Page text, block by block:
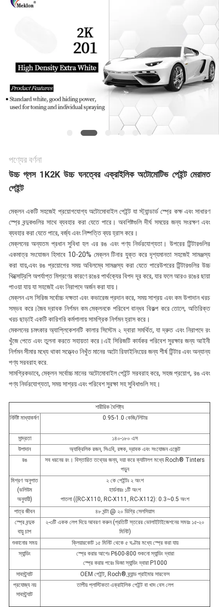
জন্য
সাইট
ম্যাপ
পণ্যের বর্ণনা
উচ্চ গ্লস 1K2K উচ্চ ঘনত্বের এক্রাইলিক অটোমোটিভ পেইন্ট মেরামত
পেইন্ট
মেক্লন একটি সহজেই প্রয়োগযোগ্য অটোমোবাইল পেইন্ট যা স্ট্যান্ডার্ড স্প্রে কক্ষ এবং সাধারণ
স্প্রে বন্দুকগুলির সাথে ব্যবহার করা যেতে পারে। অবশিষ্টগুলি দীর্ঘ সময়ের জন্য সংরক্ষণ এবং
ব্যবহার করা যেতে পারে, বর্জ্য এবং নিষ্পত্তি ব্যয় হ্রাস করে।
মেক্লনের অন্যতম প্রধান সুবিধা হল এর রঙ এবং পণ্য নির্ভরযোগ্যতা। উপরের টিন্টারগুলির
একমাত্র সংযোজন হিসাবে 10-20% মেক্লন টিনার যুক্ত করে দৃশ্যমানতা সহজেই সামঞ্জস্য
করা যায়,এবং রঙ প্রয়োগের সময় অবিলম্বে সামঞ্জস্য করা যেতে পারেউপরের টিন্টারগুলির উচ্চ
থিক্সোট্রপি অপর্যাপ্ত মিশ্রণের কারণে রঙের পার্থক্যের বিপদ দূর করে, যার ফলে আরও রঙের ছায়া
পাওয়া যায় যা সহজেই এবং নিরাপদে অর্জন করা যায়।
মেক্লন এস সিরিজ সর্বোচ্চ দক্ষতা এবং কভারেজ প্রদান করে, সময় সাশ্রয় এবং কম উপাদান খরচ
সম্ভব করে।জৈব দ্রাবক নির্গমন কম মেক্লনকে পরিবেশ বান্ধব বিকল্প করে তোলে, অতিরিক্ত
খরচ ছাড়াই একটি কারিগরি কর্মশালায় সামগ্রিক নির্গমন হ্রাস করে।
মেকলনের চমৎকার অ্যাপ্লিকেশনটি কালার সিস্টেম ২ দ্বারা সমর্থিত, যা দ্রুত এবং নিরাপদে রং
খুঁজে পেতে এবং তুলনা করতে সহায়তা করে।এই সিরিজটি কার্যকর পরিবেশ সুরক্ষার জন্য আইনী
নির্গমন সীমার মধ্যে থাকা সত্ত্বেও নিখুঁত মানের অটো রিফাইনিংয়ের জন্য শীর্ষ টিন্টার এবং অন্যান্য
পণ্য সরবরাহ করে.
সামগ্রিকভাবে, মেক্লন সর্বোচ্চ মানের অটোমোবাইল পেইন্ট সরবরাহ করে, সহজ প্রয়োগ, রঙ এবং
পণ্য নির্ভরযোগ্যতা, সময় সাশ্রয় এবং পরিবেশ সুরক্ষা সহ সুবিধাগুলি সহ।
শারীরিক বৈশিষ্ট্য
নির্দিষ্ট মাধ্যাকর্ষণ
0.95-1.0 কেজি/লিটার
সান্দ্রতা
১৪০-১৮০ এস
উপাদান
অ্যাক্রিলিক রজন, সিএবি, রঙ্গক, দ্রাবক এবং সংযোজন এজেন্ট
রঙ
সব ধরনের রং। বিস্তারিত তথ্যের জন্য, দয়া করে ক্যাটালগ মধ্যে Roch® Tinters
পড়ুন
মিশ্রণ অনুপাত
(ভলিউম
অনুযায়ী)
২ কে পেইন্টঃ ২ অংশ
হার্ডনারঃ ১টি অংশ
পাতলা ((RC-X110, RC-X111, RC-X112): 0.3~0.5 অংশ
পাত্র জীবন
৪৮ ঘন্টা @ ২০ ডিগ্রি সেলসিয়াস
স্প্রে বন্দুক
বায়ু চাপ
২-৩টি একক লেপ দিয়ে আবরণ করুন (প্রতিটি স্তরের ভোলাইটাইজেশনের সময়ঃ ১৫-২০
মিনিট)
শুকানোর সময়
ক্লিয়ারকোট ১৫ মিনিট থেকে ৫ ঘণ্টার মধ্যে স্প্রে করা যায়
স্যান্ডিং
স্প্রে করার আগেঃ P600-800 শুকনো স্যান্ডিং দ্বারা
স্প্রে করার পরেঃ ভিজা স্যান্ডিং দ্বারা P1000
সাবস্ট্র্যাট
OEM পেইন্ট, Roch® ব্র্যান্ড প্রাইমার সারফেস
প্রযোজ্য নয়
সাবস্ট্র্যাট
তাপীয় প্লাস্টিকতা এক্রাইলিক পেইন্ট বা খাদ বেস লেপ